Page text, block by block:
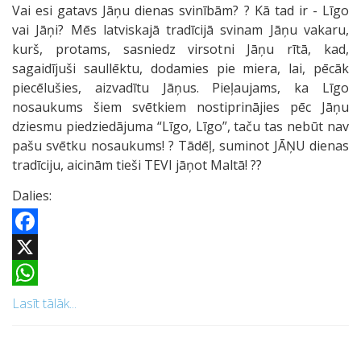
Vai esi gatavs Jāņu dienas svinībām? ? Kā tad ir - Līgo
vai Jāņi? Mēs latviskajā tradīcijā svinam Jāņu vakaru,
kurš, protams, sasniedz virsotni Jāņu rītā, kad,
sagaidījuši saullēktu, dodamies pie miera, lai, pēcāk
piecēlušies, aizvadītu Jāņus. Pieļaujams, ka Līgo
nosaukums šiem svētkiem nostiprinājies pēc Jāņu
dziesmu piedziedājuma “Līgo, Līgo”, taču tas nebūt nav
pašu svētku nosaukums! ? Tādēļ, suminot JĀŅU dienas
tradīciju, aicinām tieši TEVI jāņot Maltā! ??
Dalies:
Facebook
X
WhatsApp
Lasīt tālāk...